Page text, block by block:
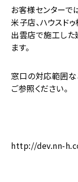
お客様センターで
米子店、ハウスド
出雲店で施工した
ます。
窓口の対応範囲な
ご参照ください。
http://dev.nn-